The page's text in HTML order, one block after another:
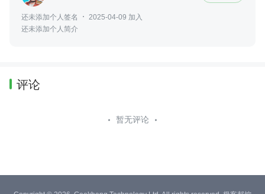
还未添加个人签名
2025-04-09 加入
还未添加个人简介
评论
暂无评论